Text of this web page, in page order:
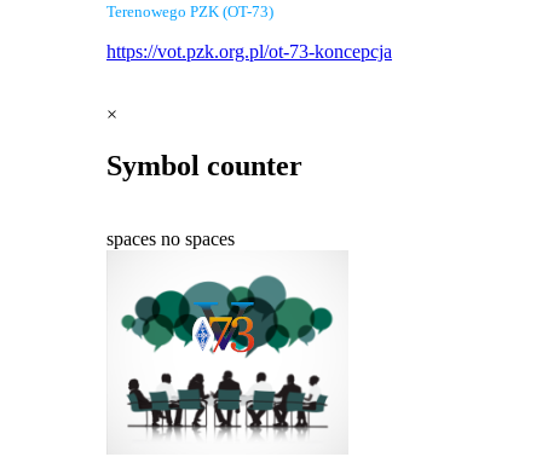
Terenowego PZK (OT-73)
https://vot.pzk.org.pl/ot-73-koncepcja
×
Symbol counter
spaces no spaces